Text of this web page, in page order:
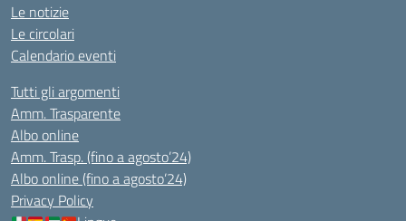
Le notizie
Le circolari
Calendario eventi
Tutti gli argomenti
Amm. Trasparente
Albo online
Amm. Trasp. (fino a agosto’24)
Albo online (fino a agosto’24)
Privacy Policy